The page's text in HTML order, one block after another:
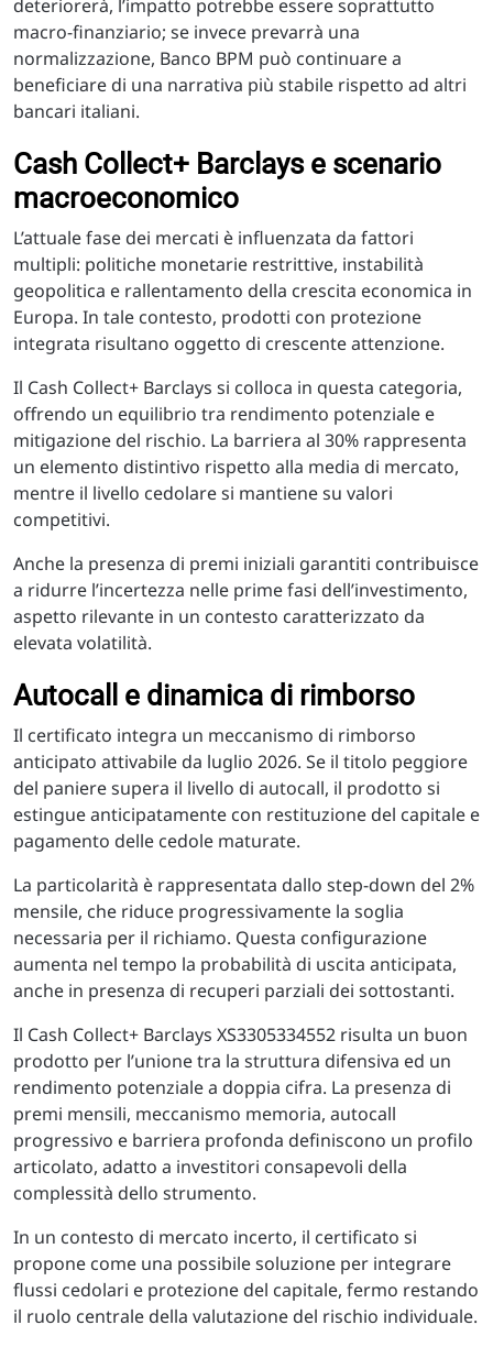
deteriorerà, l’impatto potrebbe essere soprattutto
macro-finanziario; se invece prevarrà una
normalizzazione, Banco BPM può continuare a
beneficiare di una narrativa più stabile rispetto ad altri
bancari italiani.
Cash Collect+ Barclays e scenario
macroeconomico
L’attuale fase dei mercati è influenzata da fattori
multipli: politiche monetarie restrittive, instabilità
geopolitica e rallentamento della crescita economica in
Europa. In tale contesto, prodotti con protezione
integrata risultano oggetto di crescente attenzione.
Il Cash Collect+ Barclays si colloca in questa categoria,
offrendo un equilibrio tra rendimento potenziale e
mitigazione del rischio. La barriera al 30% rappresenta
un elemento distintivo rispetto alla media di mercato,
mentre il livello cedolare si mantiene su valori
competitivi.
Anche la presenza di premi iniziali garantiti contribuisce
a ridurre l’incertezza nelle prime fasi dell’investimento,
aspetto rilevante in un contesto caratterizzato da
elevata volatilità.
Autocall e dinamica di rimborso
Il certificato integra un meccanismo di rimborso
anticipato attivabile da luglio 2026. Se il titolo peggiore
del paniere supera il livello di autocall, il prodotto si
estingue anticipatamente con restituzione del capitale e
pagamento delle cedole maturate.
La particolarità è rappresentata dallo step-down del 2%
mensile, che riduce progressivamente la soglia
necessaria per il richiamo. Questa configurazione
aumenta nel tempo la probabilità di uscita anticipata,
anche in presenza di recuperi parziali dei sottostanti.
Il Cash Collect+ Barclays XS3305334552 risulta un buon
prodotto per l’unione tra la struttura difensiva ed un
rendimento potenziale a doppia cifra. La presenza di
premi mensili, meccanismo memoria, autocall
progressivo e barriera profonda definiscono un profilo
articolato, adatto a investitori consapevoli della
complessità dello strumento.
In un contesto di mercato incerto, il certificato si
propone come una possibile soluzione per integrare
flussi cedolari e protezione del capitale, fermo restando
il ruolo centrale della valutazione del rischio individuale.